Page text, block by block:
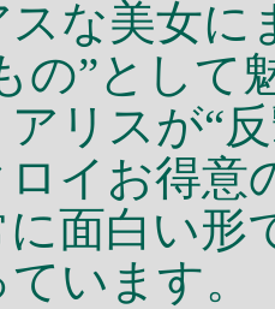
スな美女
の”として
リスが“
イお得意
に面白い形
います。